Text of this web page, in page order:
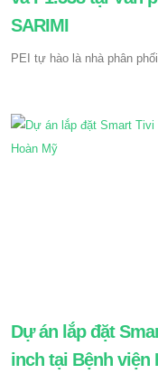
SARIMI
PEI tự hào là nhà phân
Dự án lắp đặt
inch tại Bệnh viện